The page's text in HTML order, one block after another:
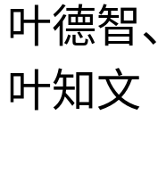
叶德智
叶知文